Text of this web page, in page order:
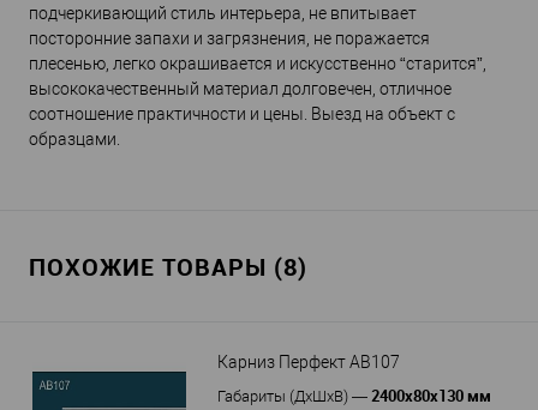
подчеркивающий стиль интерьера, не впитывает
посторонние запахи и загрязнения, не поражается
плесенью, легко окрашивается и искусственно “старится”,
высококачественный материал долговечен, отличное
соотношение практичности и цены. Выезд на объект с
образцами.
ПОХОЖИЕ ТОВАРЫ (8)
Карниз Перфект AB107
Габариты (ДхШхВ) — 2400х80х130 мм